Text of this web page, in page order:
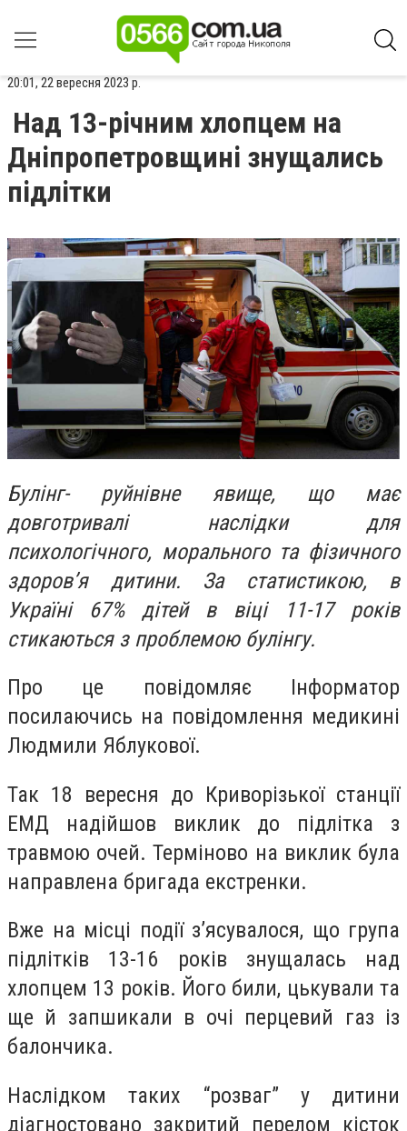
20:01, 22 вересня 2023 р.
Над 13-річним хлопцем на
Дніпропетровщині знущались
підлітки
Булінг- руйнівне явище, що має
довготривалі наслідки для
психологічного, морального та фізичного
здоров’я дитини. За статистикою, в
Україні 67% дітей в віці 11-17 років
стикаються з проблемою булінгу.
Про це повідомляє Інформатор
посилаючись на повідомлення медикині
Людмили Яблукової.
Так 18 вересня до Криворізької станції
ЕМД надійшов виклик до підлітка з
травмою очей. Терміново на виклик була
направлена бригада екстренки.
Вже на місці події з’ясувалося, що група
підлітків 13-16 років знущалась над
хлопцем 13 років. Його били, цькували та
ще й запшикали в очі перцевий газ із
балончика.
Наслідком таких “розваг” у дитини
діагностовано закритий перелом кісток